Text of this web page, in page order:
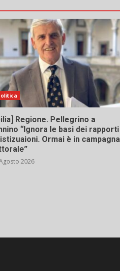
Regione. Pellegrino a
“Ignora le basi dei rapporti
Ormai è in campagna
2026